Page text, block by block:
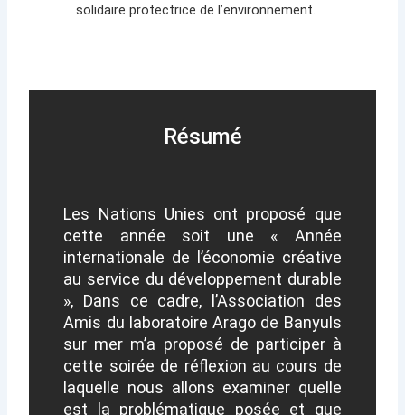
solidaire protectrice de l’environnement.
Résumé
Les Nations Unies ont proposé que
cette année soit une « Année
internationale de l’économie créative
au service du développement durable
», Dans ce cadre, l’Association des
Amis du laboratoire Arago de Banyuls
sur mer m’a proposé de participer à
cette soirée de réflexion au cours de
laquelle nous allons examiner quelle
est la problématique posée et que